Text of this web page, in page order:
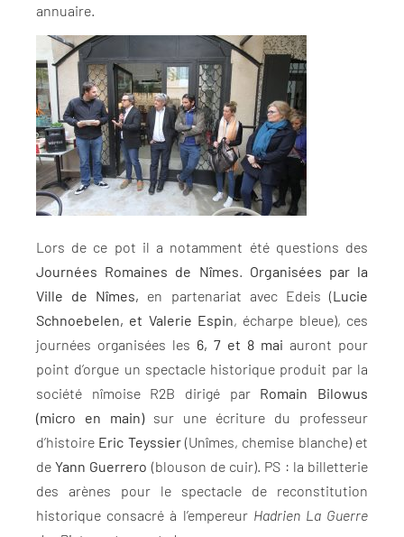
annuaire.
Lors de ce pot il a notamment été questions des
Journées Romaines de Nîmes. Organisées par la
Ville de Nîmes, en partenariat avec Edeis (Lucie
Schnoebelen, et Valerie Espin, écharpe bleue), ces
journées organisées les 6, 7 et 8 mai auront pour
point d’orgue un spectacle historique produit par la
société nîmoise R2B dirigé par Romain Bilowus
(micro en main)sur une écriture du professeur
d’histoire Eric Teyssier(Unîmes, chemise blanche) et
deYann Guerrero (blouson de cuir). PS : la billetterie
des arènes pour le spectacle de reconstitution
historique consacré à l’empereur Hadrien La Guerre